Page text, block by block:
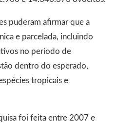
puderam afirmar que a
e parcelada, incluindo
no período de
dentro do esperado,
tropicais e
foi feita entre 2007 e